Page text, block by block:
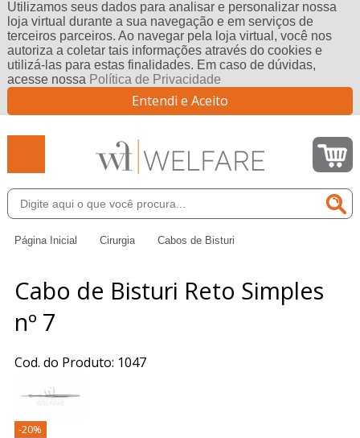
Utilizamos seus dados para analisar e personalizar nossa
loja virtual durante a sua navegação e em serviços de
terceiros parceiros. Ao navegar pela loja virtual, você nos
autoriza a coletar tais informações através do cookies e
utilizá-las para estas finalidades. Em caso de dúvidas,
acesse nossa Política de Privacidade
Entendi e Aceito
Página Inicial Cirurgia Cabos de Bisturi
Cabo de Bisturi Reto Simples
nº 7
Cod. do Produto: 1047
-20%